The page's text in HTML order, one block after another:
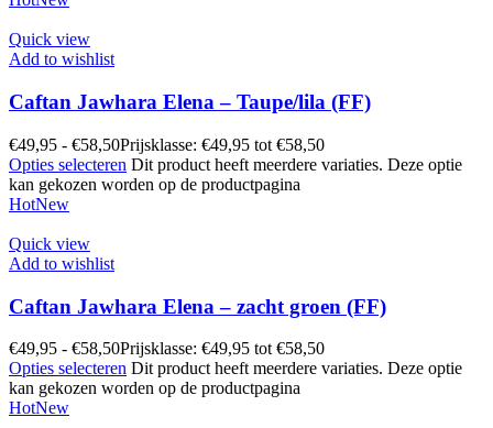
Quick view
Add to wishlist
Caftan Jawhara Elena – Taupe/lila (FF)
€49,95 - €58,50Prijsklasse: €49,95 tot €58,50
Opties selecteren Dit product heeft meerdere variaties. Deze optie
kan gekozen worden op de productpagina
HotNew
Quick view
Add to wishlist
Caftan Jawhara Elena – zacht groen (FF)
€49,95 - €58,50Prijsklasse: €49,95 tot €58,50
Opties selecteren Dit product heeft meerdere variaties. Deze optie
kan gekozen worden op de productpagina
HotNew